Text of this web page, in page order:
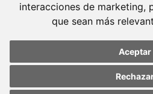
interacciones de marketing,
que sean más
Aceptar